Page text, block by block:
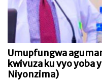
Umupfungwa
kwivuza ku vyo yoba
Niyonzima)